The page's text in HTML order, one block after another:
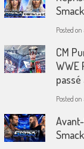
Posted on
CM
WWE
Posted on